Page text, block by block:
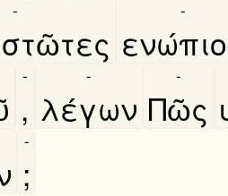
- -
,
-
λέγων
-
Πῶς
-
;
-